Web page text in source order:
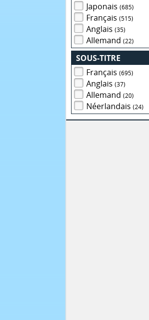
Japonais(685)
Français(515)
Anglais(35)
Allemand(22)
SOUS-TITRE
Français(695)
Anglais(37)
Allemand(20)
Néerlandais(24)